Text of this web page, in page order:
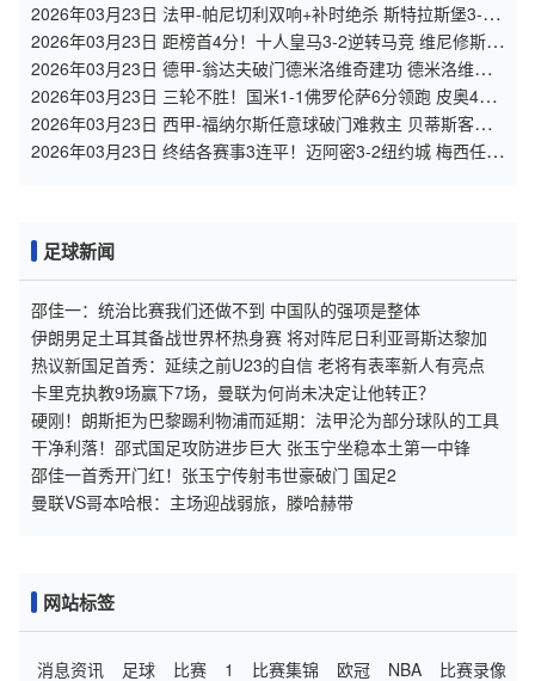
2026年03月23日 法甲-帕尼切利双响+补时绝杀 斯特拉斯堡3-2
逆转斯特拉斯堡
2026年03月23日 距榜首4分！十人皇马3-2逆转马竞 维尼修斯双
响巴尔韦德破门+直红
2026年03月23日 德甲-翁达夫破门德米洛维奇建功 德米洛维奇
客场5-2奥格斯堡
2026年03月23日 三轮不胜！国米1-1佛罗伦萨6分领跑 皮奥40秒
闪击巴雷拉进球被吹
2026年03月23日 西甲-福纳尔斯任意球破门难救主 贝蒂斯客场
1-2毕尔巴鄂
2026年03月23日 终结各赛事3连平！迈阿密3-2纽约城 梅西任意
足球新闻
邵佳一：统治比赛我们还做不到 中国队的强项是整体
伊朗男足土耳其备战世界杯热身赛 将对阵尼日利亚哥斯达黎加
热议新国足首秀：延续之前U23的自信 老将有表率新人有亮点
卡里克执教9场赢下7场，曼联为何尚未决定让他转正？
硬刚！朗斯拒为巴黎踢利物浦而延期：法甲沦为部分球队的工具
干净利落！邵式国足攻防进步巨大 张玉宁坐稳本土第一中锋
邵佳一首秀开门红！张玉宁传射韦世豪破门 国足2
曼联VS哥本哈根：主场迎战弱旅，滕哈赫带
网站标签
消息资讯 足球 比赛 1 比赛集锦 欧冠 NBA
比赛录像